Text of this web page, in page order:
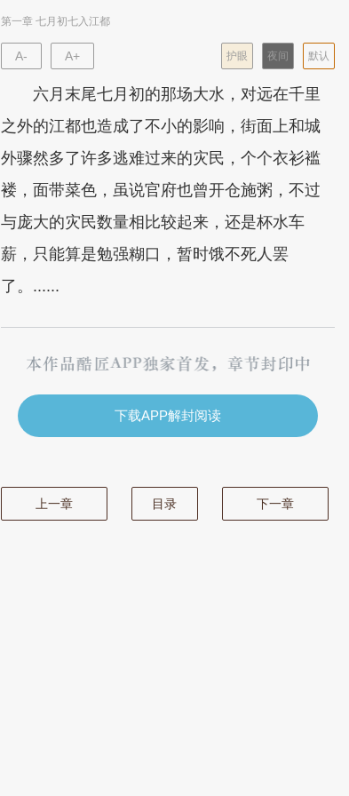
第一章 七月初七入江都
A- A+ 默认
夜间
护眼
六月末尾七月初的那场大水，对远在千里
之外的江都也造成了不小的影响，街面上和城
外骤然多了许多逃难过来的灾民，个个衣衫褴
褛，面带菜色，虽说官府也曾开仓施粥，不过
与庞大的灾民数量相比较起来，还是杯水车
薪，只能算是勉强糊口，暂时饿不死人罢
了。......
下载APP解封阅读
上一章 目录 下一章